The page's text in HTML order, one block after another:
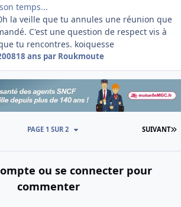
temps...
la veille que tu annules une réunion que
C'est une question de respect vis à
tu rencontres. koiquesse
18 ans par Roukmoute
SUIVANT
PAGE 1 SUR 2
ou se connecter pour
commenter